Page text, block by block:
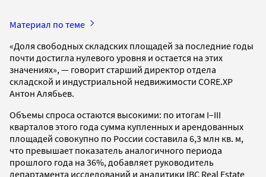
Материал по теме
«Доля свободных складских площадей за последние годы
почти достигла нулевого уровня и остается на этих
значениях», — говорит старший директор отдела
складской и индустриальной недвижимости CORE.XP
Антон Алябьев.
Объемы спроса остаются высокими: по итогам I–III
кварталов этого года сумма купленных и арендованных
площадей совокупно по России составила 6,3 млн кв. м,
что превышает показатель аналогичного периода
прошлого года на 36%, добавляет руководитель
департамента исследований и аналитики IBC Real Estate